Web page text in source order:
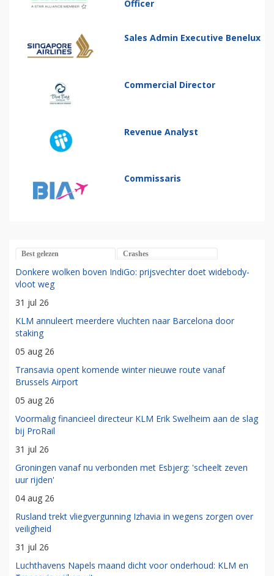
Officer
Sales Admin Executive Benelux
Commercial Director
Revenue Analyst
Commissaris
Best gelezen Crashes
Donkere wolken boven IndiGo: prijsvechter doet widebody-
vloot weg
31 jul 26
KLM annuleert meerdere vluchten naar Barcelona door
staking
05 aug 26
Transavia opent komende winter nieuwe route vanaf
Brussels Airport
05 aug 26
Voormalig financieel directeur KLM Erik Swelheim aan de slag
bij ProRail
31 jul 26
Groningen vanaf nu verbonden met Esbjerg: 'scheelt zeven
uur rijden'
04 aug 26
Rusland trekt vliegvergunning Izhavia in wegens zorgen over
veiligheid
31 jul 26
Luchthavens Napels maand dicht voor onderhoud: KLM en